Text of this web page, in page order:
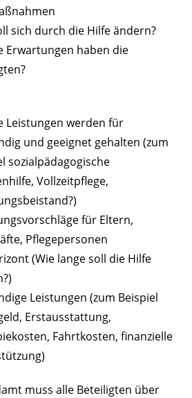
sich durch die Hilfe ändern?
Erwartungen haben die
Leistungen werden für
und geeignet gehalten (zum
sozialpädagogische
Vollzeitpflege,
für Eltern,
Pflegepersonen
(Wie lange soll die Hilfe
Leistungen (zum Beispiel
Erstausstattung,
Fahrtkosten, finanzielle
muss alle Beteiligten über